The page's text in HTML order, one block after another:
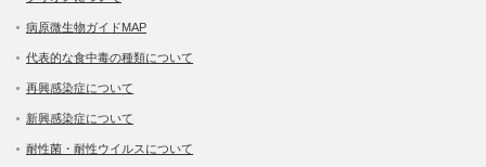
病原微生物ガイドMAP
代表的な食中毒の種類について
再興感染症について
新興感染症について
耐性菌・耐性ウイルスについて